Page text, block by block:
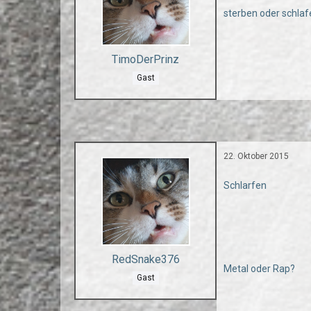
TimoDerPrinz
Gast
sterben oder
RedSnake376
Gast
22. Oktober 2015
Schlarfen
Metal oder Rap?